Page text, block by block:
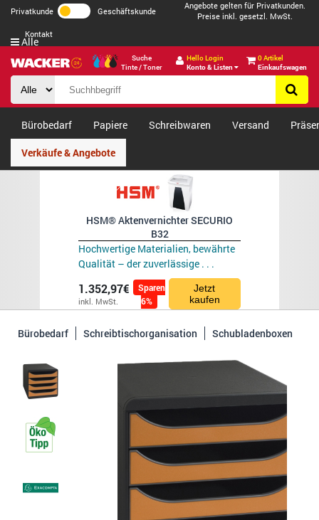
Privatkunde Geschäftskunde
Angebote gelten für Privatkunden.
Preise inkl. gesetzl. MwSt.
Kontakt
Suche
Tinte / Toner
Hello Login
Konto & Listen
0 Artikel
Einkaufswagen
Alle
Bürobedarf Papiere Schreibwaren Versand
Verkäufe & Angebote
HSM® Aktenvernichter SECURIO
B32
Hochwertige Materialien, bewährte
Qualität – der zuverlässige . . .
1.352,97€
inkl. MwSt.
Sparen
6%
Jetzt
kaufen
Bürobedarf Schreibtischorganisation Schubladenboxen